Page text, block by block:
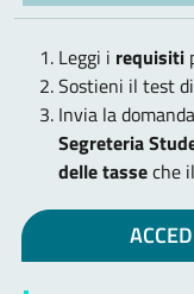
Leggi i requisiti
Sostieni il test di
Invia la
Segreteria
delle tasseche